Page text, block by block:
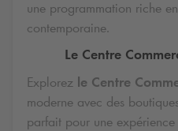
une programmation riche
contemporaine.
Le Centre
Explorez le Centre
moderne avec des
parfait pour une